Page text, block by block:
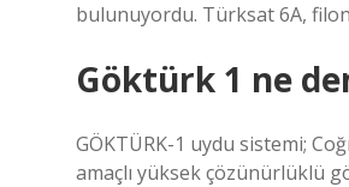
bulunuyordu. Türksat 6A,
Göktürk 1 ne
GÖKTÜRK-1 uydu sistemi;
amaçlı yüksek çözünürlüklü